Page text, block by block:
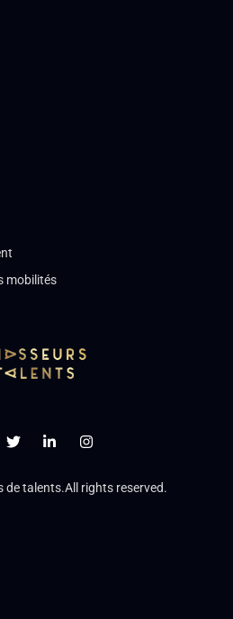
de talents.All rights reserved.
mobilités